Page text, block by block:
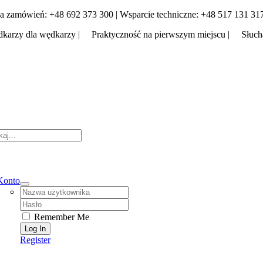
Skip
content
zamówień: +48 692 373 300 | Wsparcie techniczne: +48 517 131
dla wędkarzy | Praktyczność na pierwszym miejscu |
Username:
Password:
Remember Me
Register